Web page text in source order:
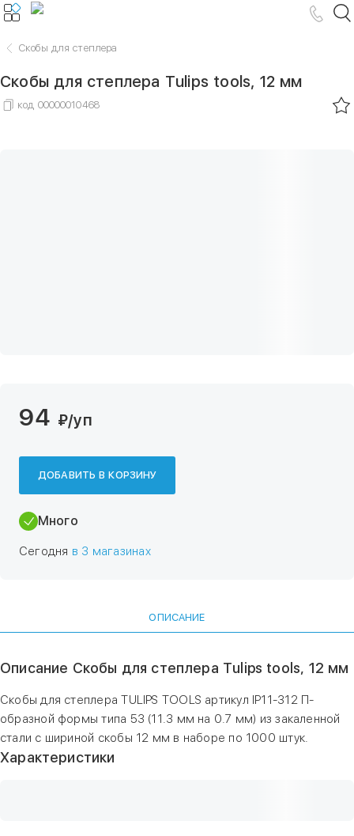
Скобы для степлера
Скобы для степлера Tulips tools, 12 мм
код 00000010468
94 ₽/уп
ДОБАВИТЬ В КОРЗИНУ
Много
Сегодня в 3 магазинах
ОПИСАНИЕ
Описание Скобы для степлера Tulips tools, 12 мм
Скобы для степлера TULIPS TOOLS артикул IP11-312 П-
образной формы типа 53 (11.3 мм на 0.7 мм) из закаленной
стали с шириной скобы 12 мм в наборе по 1000 штук.
Характеристики